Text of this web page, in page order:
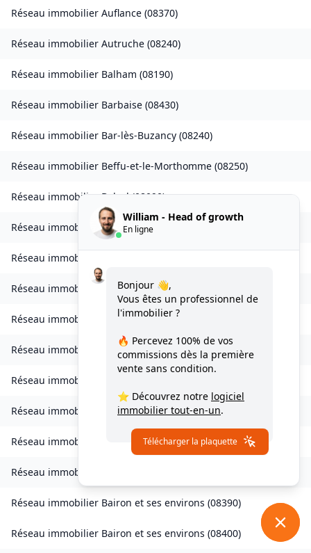
Réseau immobilier Auflance (08370)
Réseau immobilier Autruche (08240)
Réseau immobilier Balham (08190)
Réseau immobilier Barbaise (08430)
Réseau immobilier Bar-lès-Buzancy (08240)
Réseau immobilier Beffu-et-le-Morthomme (08250)
Réseau immobilierBelval(08090)
Réseau immobilierBelval-Bois-des-Dames
Réseau immobilier
Réseau immobilier Bogny-sur-Meuse
Réseau immobilier Brévilly(08140)
Réseau immobilier Bulson(08450)
Réseau immobilier
Réseau immobilier Chalandry-Elaire(08160)
Réseau immobilier Chardeny(08400)
Réseau immobilier
Réseau immobilier Bairon et ses environs (08390)
Réseau immobilier Bairon et ses environs (08400)
William - Head of growth
En ligne
Bonjour 👋,
Vous êtes un professionnel de
l'immobilier ?
🔥 Percevez 100% de vos
commissions dès la première
vente sans condition.
⭐ Découvrez notre logiciel
immobilier tout-en-un.
Télécharger la plaquette